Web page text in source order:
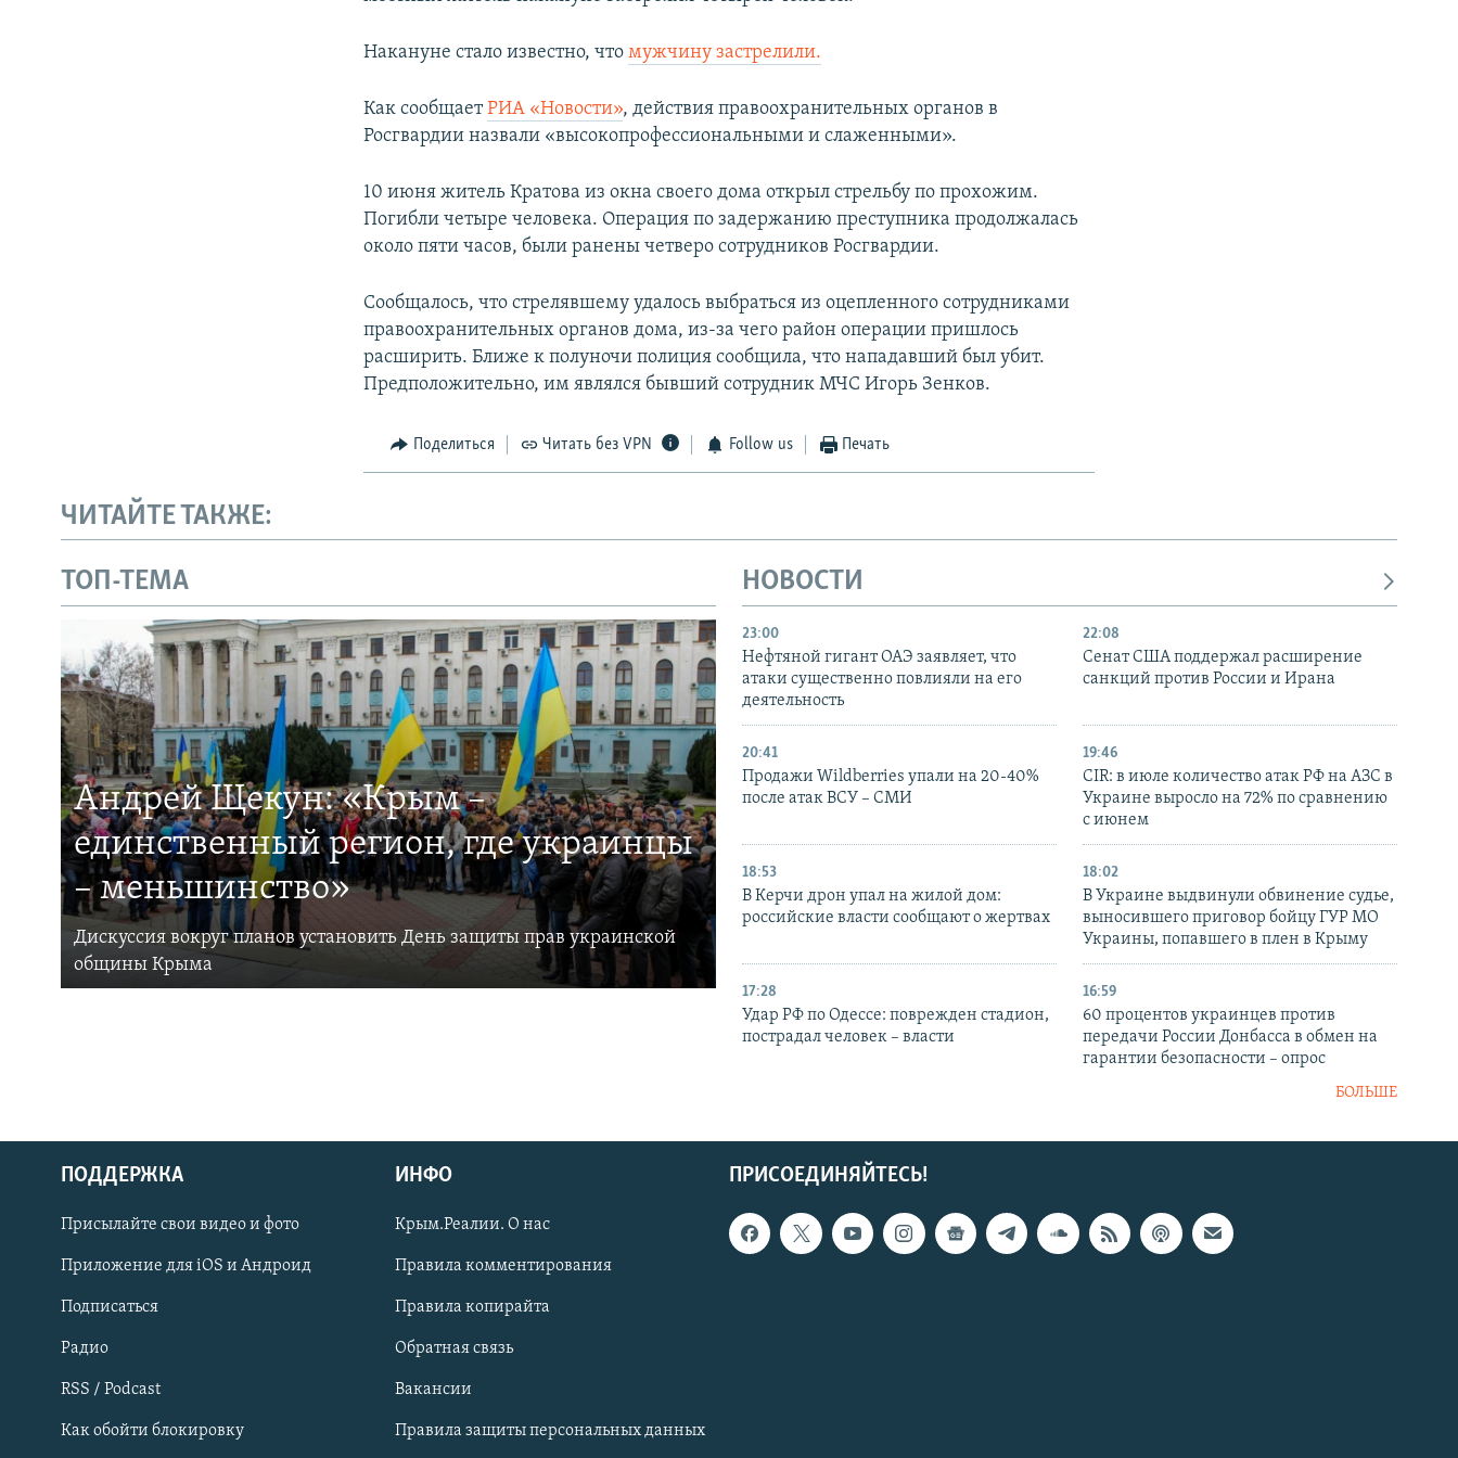
Українською
Qırımtatar
ПРИСОЕДИНЯЙТЕСЬ!
Накануне стало известно, чтомужчину застрелили.
Как сообщаетРИА «Новости», действия правоохранительных органов в
Росгвардии назвали «высокопрофессиональными и слаженными».
10 июня житель Кратова из окна своего дома открыл стрельбу по прохожим.
Погибли четыре человека. Операция по задержанию преступника продолжалась
около пяти часов, были ранены четверо сотрудников Росгвардии.
Сообщалось, что стрелявшему удалось выбраться из оцепленного сотрудниками
правоохранительных органов дома, из-за чего район операции пришлось
расширить. Ближе к полуночи полиция сообщила, что нападавший был убит.
Предположительно, им являлся бывший сотрудник МЧС Игорь Зенков.
Поделиться Читать без VPN Follow us Печать
ЧИТАЙТЕ ТАКЖЕ:
ТОП-ТЕМА
Андрей Щекун: «Крым –
единственный регион, где украинцы
– меньшинство»
Дискуссия вокруг планов установить День защиты прав украинской
общины Крыма
НОВОСТИ
23:00
Нефтяной гигант ОАЭ заявляет, что
атаки существенно повлияли на его
деятельность
22:08
Сенат США поддержал расширение
санкций против России и Ирана
20:41
Продажи Wildberries упали на 20-40%
после атак ВСУ – СМИ
19:46
CIR: в июле количество атак РФ на АЗС в
Украине выросло на 72% по сравнению
с июнем
18:53
В Керчи дрон упал на жилой дом:
российские власти сообщают о жертвах
18:02
В Украине выдвинули обвинение судье,
выносившего приговор бойцу ГУР МО
Украины, попавшего в плен в Крыму
17:28
Удар РФ по Одессе: поврежден стадион,
пострадал человек – власти
16:59
60 процентов украинцев против
передачи России Донбасса в обмен на
гарантии безопасности – опрос
БОЛЬШЕ
ПРИСОЕДИНЯЙТЕСЬ!
ПОДДЕРЖКА
Присылайте свои видео и фото
Приложение для iOS и Андроид
Подписаться
Радио
RSS / Podcast
Как обойти блокировку
ИНФО
Крым.Реалии. О нас
Правила комментирования
Правила копирайта
Обратная связь
Вакансии
Правила защиты персональных данных